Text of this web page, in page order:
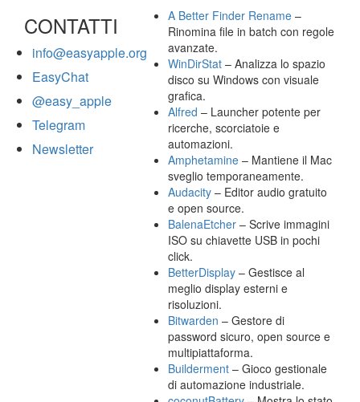
CONTATTI
info@easyapple.org
EasyChat
@easy_apple
Telegram
Newsletter
A Better Finder Rename –
Rinomina file in batch con regole
avanzate.
WinDirStat – Analizza lo spazio
disco su Windows con visuale
grafica.
Alfred – Launcher potente per
ricerche, scorciatoie e
automazioni.
Amphetamine – Mantiene il Mac
sveglio temporaneamente.
Audacity – Editor audio gratuito
e open source.
BalenaEtcher – Scrive immagini
ISO su chiavette USB in pochi
click.
BetterDisplay – Gestisce al
meglio display esterni e
risoluzioni.
Bitwarden – Gestore di
password sicuro, open source e
multipiattaforma.
Builderment – Gioco gestionale
di automazione industriale.